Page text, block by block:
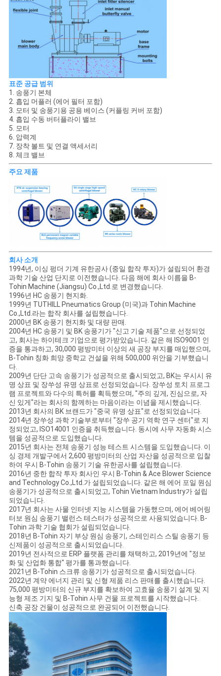
표준 공급 범위
1. 송풍기 본체
2. 흡입 머플러 (에어 필터 포함)
3. 모터 및 송풍기용 공용 베이스 (커플링 커버 포함)
4. 흡입 수동 버터플라이 밸브
5. 모터
6. 압력계
7. 장착 볼트 및 연결 액세서리
8. 체크 밸브
주요 제품
회사 소개
1994년, 이싱 펑더 기계 유한공사 (중일 합작 투자)가 설립되어 환경
과학 기술 산업 단지로 이전했습니다. 다음 해에 회사 이름을 B-
Tohin Machine (Jiangsu) Co.,Ltd.로 변경했습니다.
1996년 HC 송풍기 현지화.
1999년 TUTHILL Pneumatics Group (미국)과 Tohin Machine
Co.,Ltd.라는 합작 회사를 설립했습니다.
2000년 BK 송풍기 현지화 및 대량 판매.
2004년 HC 송풍기 및 BK 송풍기가 "신고 기술 제품"으로 선정되었
고, 회사는 하이테크 기업으로 평가받았습니다. 같은 해 ISO9001 인
증을 통과하고, 30,000 평방미터 이상의 새 공장 부지를 매입했으며,
B-Tohin 칭화 희망 중학교 건설을 위해 500,000 위안을 기부했습니
다.
2009년 단단 고속 송풍기가 성공적으로 출시되었고, BK는 우시시 유
명 상표 및 장쑤성 유명 상표로 선정되었습니다. 장쑤성 토치 프로그
램 프로젝트와 다수의 특허를 획득했으며, "주의 깊게, 진심으로, 자
신 있게"라는 회사의 함께하는 마음이라는 이념을 제시했습니다.
2013년 회사의 BK 브랜드가 "중국 유명 상표"로 선정되었습니다.
2014년 장쑤성 과학 기술부로부터 "장쑤 공기 역학 연구 센터"로 지
정되었고, ISO14001 인증을 취득했습니다. 동시에 사무 자동화 시스
템을 성공적으로 도입했습니다.
2015년 회사는 전체 송풍기 성능 테스트 시스템을 도입했습니다. 이
싱 경제 개발구에서 2,600 평방미터의 산업 자산을 성공적으로 입찰
하여 우시 B-Tohin 송풍기 기술 유한공사를 설립했습니다.
2016년 중한 합작 투자 회사인 우시 B-Tohin & Ace Blower Science
and Technology Co.,Ltd.가 설립되었습니다. 같은 해 에어 포일 원심
송풍기가 성공적으로 출시되었고, Tohin Vietnam Industry가 설립
되었습니다.
2017년 회사는 사물 인터넷 지능 시스템을 가동했으며, 에어 베어링
터보 원심 송풍기 밸런스 테스터가 성공적으로 사용되었습니다. B-
Tohin 과학 기술 협회가 설립되었습니다.
2018년 B-Tohin 자기 부상 원심 송풍기, 스테인리스 스틸 송풍기 등
신제품이 성공적으로 출시되었습니다.
2019년 전사적으로 ERP 플랫폼 관리를 채택하고, 2019년에 "정보
화 및 산업화 통합" 평가를 통과했습니다.
2021년 B-Tohin 스크류 송풍기가 성공적으로 출시되었습니다.
2022년 계약 에너지 관리 및 신형 제품 리스 판매를 출시했습니다.
75,000 평방미터의 신규 부지를 확보하여 고효율 송풍기 설계 및 지
능형 제조 기지 및 B-Tohin 사무 건물 프로젝트를 시작했습니다.
신축 공장 건물이 성공적으로 완공되어 이전했습니다.